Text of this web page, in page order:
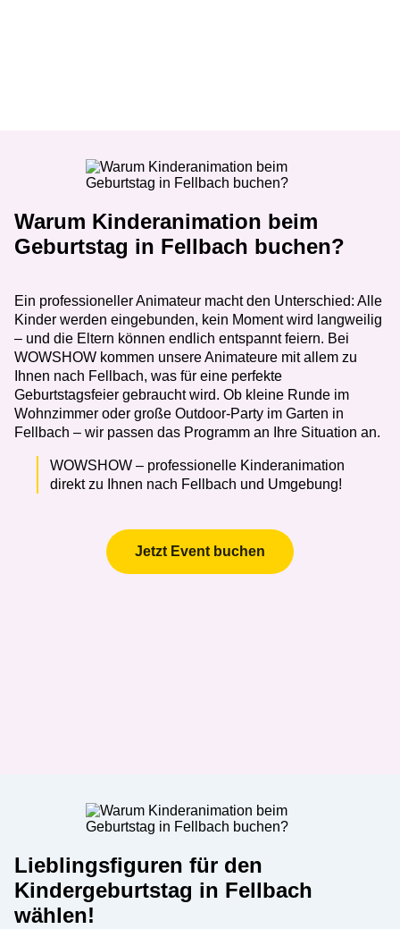
Warum Kinderanimation beim
Geburtstag in Fellbach buchen?
Ein professioneller Animateur macht den Unterschied: Alle
Kinder werden eingebunden, kein Moment wird langweilig
– und die Eltern können endlich entspannt feiern. Bei
WOWSHOW kommen unsere Animateure mit allem zu
Ihnen nach Fellbach, was für eine perfekte
Geburtstagsfeier gebraucht wird. Ob kleine Runde im
Wohnzimmer oder große Outdoor-Party im Garten in
Fellbach – wir passen das Programm an Ihre Situation an.
WOWSHOW – professionelle Kinderanimation
direkt zu Ihnen nach Fellbach und Umgebung!
Jetzt Event buchen
Lieblingsfiguren für den
Kindergeburtstag in Fellbach
wählen!